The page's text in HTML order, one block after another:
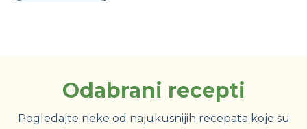
Odabrani recepti
Pogledajte neke od najukusnijih recepata koje su